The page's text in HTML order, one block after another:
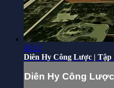
45:12
Diên Hy Công Lược | Tập
Diên Hy Công